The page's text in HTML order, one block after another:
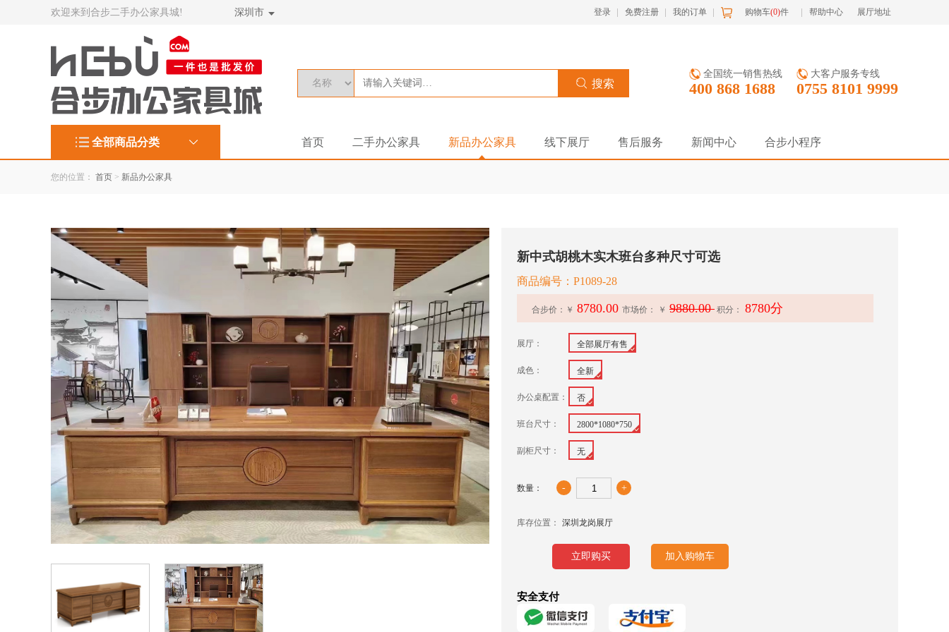
欢迎来到合步二手办公家具城! 深圳市 展厅地址
帮助中心
购物车(0)件
我的订单
免费注册
登录
全国统一销售热线
400 868 1688
大客户服务专线
0755 8101 9999
全部商品分类 首页 二手办公家具 新品办公家具 线下展厅 售后服务 新闻中心 合步小程序
您的位置： 首页 > 新品办公家具
新中式胡桃木实木班台多种尺寸可选
商品编号：P1089-28
合步价：￥ 8780.00 市场价： ￥ 9880.00 积分： 8780分
展厅： 全部展厅有售
成色： 全新
办公桌配置： 否
班台尺寸： 2800*1080*750
副柜尺寸： 无
数量： - +
库存位置： 深圳龙岗展厅
立即购买 加入购物车
安全支付